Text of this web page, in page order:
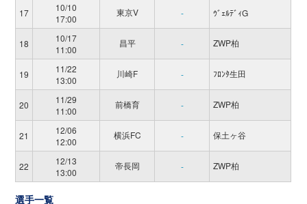
17
10/10
17:00
東京V - ｳﾞｪﾙﾃﾞｨG
18
10/17
11:00
昌平 - ZWP柏
19
11/22
13:00
川崎F - ﾌﾛﾝﾀ生田
20
11/29
11:00
前橋育 - ZWP柏
21
12/06
12:00
横浜FC - 保土ヶ谷
22
12/13
13:00
帝長岡 - ZWP柏
選手一覧